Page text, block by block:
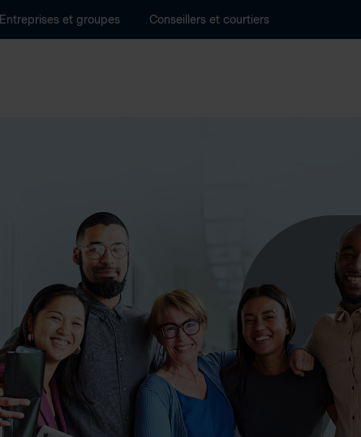
Entreprises et groupes Conseillers et courtiers